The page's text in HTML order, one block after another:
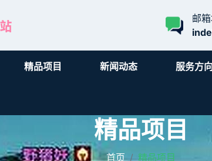
邮
精品项目 新闻动态 服务方
精品项目
首页 精品项目